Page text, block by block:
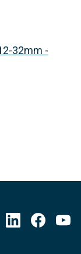
32mm -